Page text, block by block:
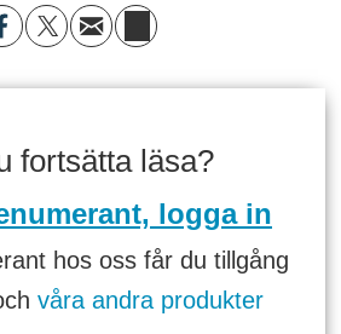
fortsätta läsa?
logga in
hos oss får du tillgång
våra andra produkter